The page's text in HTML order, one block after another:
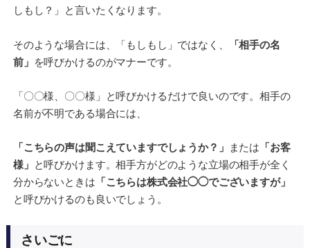
しもし？」と言いたくなります。
そのような場合には、「もしもし」ではなく、
「相手の名
前」 を呼びかけるのがマナーです。
「〇〇様、〇〇様」と呼びかけるだけで良いのです。相手の
名前が不明である場合には、
「こちらの声は聞こえていますでしょうか？」 または 「お客
様」 と呼びかけます。相手方がどのような立場の相手が全く
分からないときは 「こちらは株式会社◯◯でございますが」
と呼びかけるのも良いでしょう。
さいごに